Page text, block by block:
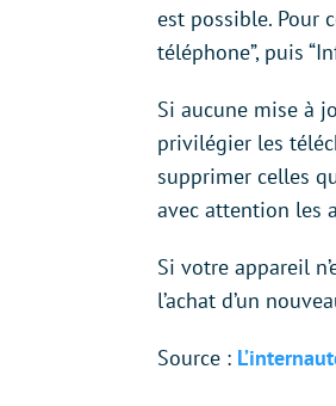
est possible. Pour
téléphone”, puis
Si aucune mise à
privilégier les
supprimer celles
avec attention les
Si votre appareil
l’achat d’un
Source :